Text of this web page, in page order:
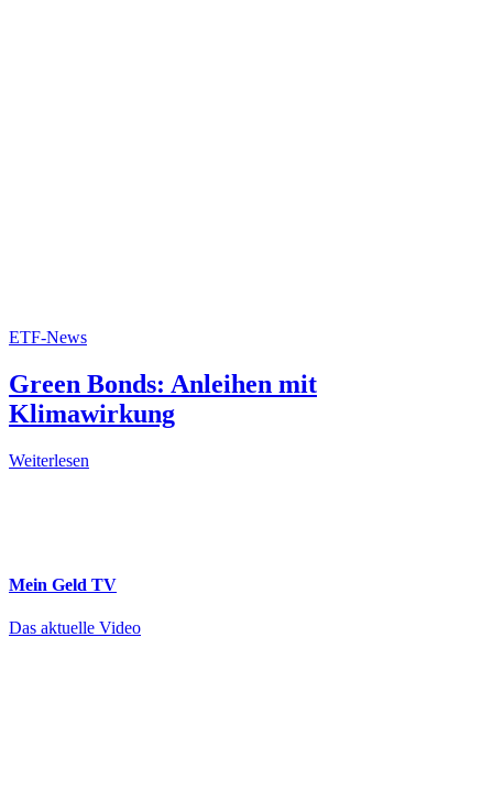
ETF-News
Green Bonds: Anleihen mit
Klimawirkung
Weiterlesen
Mein Geld TV
Das aktuelle Video